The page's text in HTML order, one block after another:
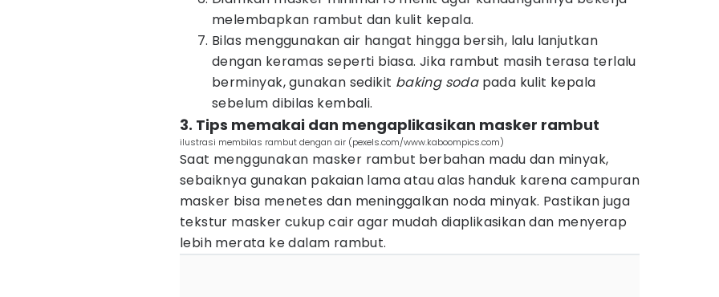
melembapkan rambut dan kulit kepala.
Bilas menggunakan air hangat hingga bersih, lalu lanjutkan
dengan keramas seperti biasa. Jika rambut masih terasa terlalu
berminyak, gunakan sedikit baking sodapada kulit kepala
sebelum dibilas kembali.
3. Tips memakai dan mengaplikasikan masker rambut
ilustrasi membilas rambut dengan air (pexels.com/www.kaboompics.com)
Saat menggunakan masker rambut berbahan madu dan minyak,
sebaiknya gunakan pakaian lama atau alas handuk karena campuran
masker bisa menetes dan meninggalkan noda minyak. Pastikan juga
tekstur masker cukup cair agar mudah diaplikasikan dan menyerap
lebih merata ke dalam rambut.